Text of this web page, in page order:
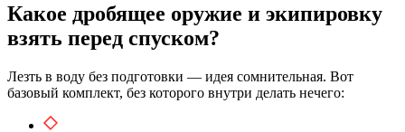
Какое дробящее оружие и экипировку
взять перед спуском?
Лезть в воду без подготовки — идея сомнительная. Вот
базовый комплект, без которого внутри делать нечего: